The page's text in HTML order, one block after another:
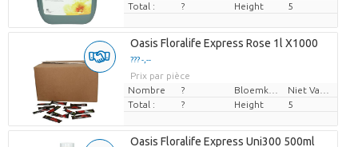
Total :
? Height 5
Oasis Floralife Express Rose 1l X1000
??? -,--
Prix par pièce
Nombre
?
Total :
? Height 5
Oasis Floralife Express Uni300 500ml